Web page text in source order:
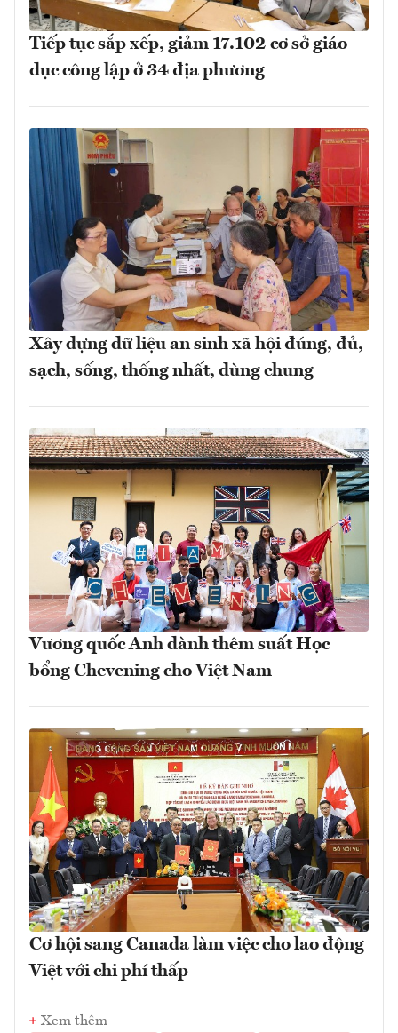
Tiếp tục sắp xếp, giảm 17.102 cơ sở giáo
dục công lập ở 34 địa phương
Xây dựng dữ liệu an sinh xã hội đúng, đủ,
sạch, sống, thống nhất, dùng chung
Vương quốc Anh dành thêm suất Học
bổng Chevening cho Việt Nam
Cơ hội sang Canada làm việc cho lao động
Việt với chi phí thấp
Xem thêm